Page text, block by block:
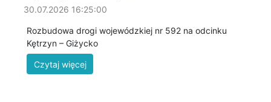
30.07.2026 16:25:00
Rozbudowa drogi wojewódzkiej nr 592 na odcinku
Kętrzyn – Giżycko